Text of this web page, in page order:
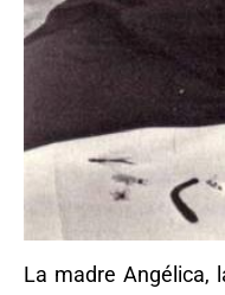
La madre Angélica,